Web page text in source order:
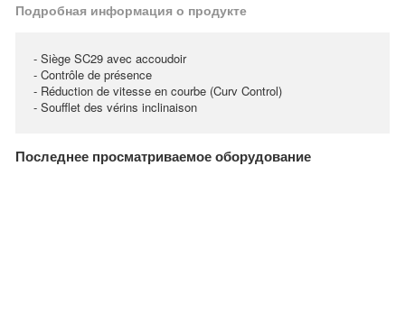
Подробная информация о продукте
- Siège SC29 avec accoudoir
- Contrôle de présence
- Réduction de vitesse en courbe (Curv Control)
- Soufflet des vérins inclinaison
Последнее просматриваемое оборудование